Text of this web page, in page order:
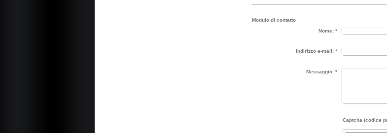
Modulo di contatto
Nome:*
Indirizzo e-mail:*
Messaggio:*